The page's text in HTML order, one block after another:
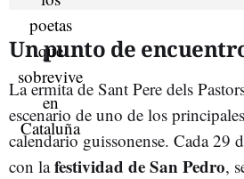
Un punto de
La ermita de Sant Pere dels
escenario de uno de los
calendario guissonense. Cada 29
con lafestividad de San Pedro,